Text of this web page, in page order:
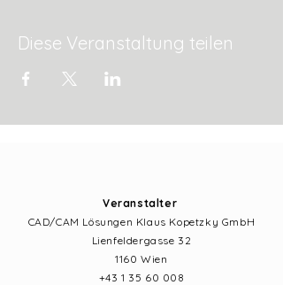
Diese Veranstaltung teilen
Veranstalter
CAD/CAM Lösungen Klaus Kopetzky GmbH
Lienfeldergasse 32
1160 Wien
+43 1 35 60 008